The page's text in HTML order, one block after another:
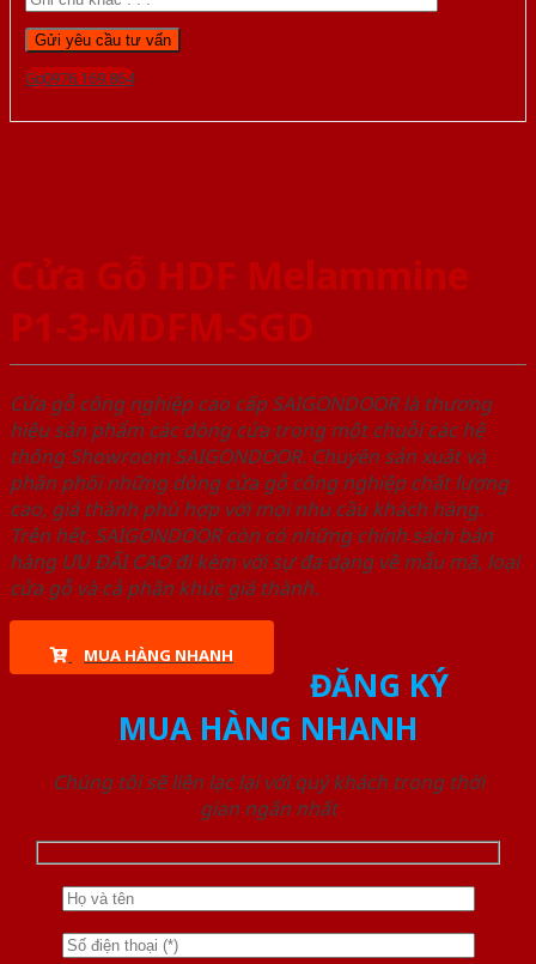
Gọi 0976.169.864
Cửa Gỗ HDF Melammine
P1-3-MDFM-SGD
Cửa gỗ công nghiệp cao cấp SAIGONDOOR là thương
hiệu sản phẩm các dòng cửa trong một chuỗi các hệ
thống Showroom SAIGONDOOR. Chuyên sản xuất và
phân phối những dòng cửa gỗ công nghiệp chất lượng
cao, giá thành phù hợp với mọi nhu cầu khách hàng.
Trên hết, SAIGONDOOR còn có những chính sách bán
hàng ƯU ĐÃI CAO đi kèm với sự đa dạng về mẫu mã, loại
cửa gỗ và cả phân khúc giá thành.
MUA HÀNG NHANH
ĐĂNG KÝ
MUA HÀNG NHANH
Chúng tôi sẽ liên lạc lại với quý khách trong thời
gian ngắn nhất